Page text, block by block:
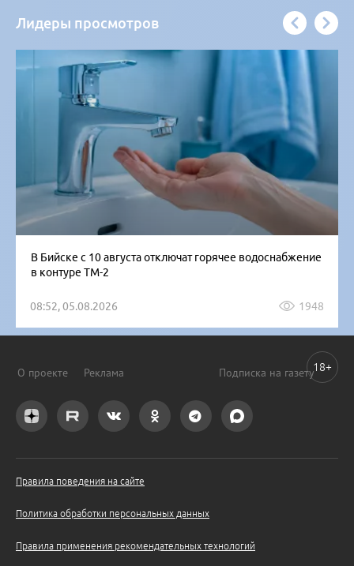
Лидеры просмотров
В Бийске с 10 августа отключат горячее водоснабжение
в контуре ТМ-2
08:52, 05.08.2026 1948
О проекте Реклама Подписка на газету
Правила поведения на сайте
Политика обработки персональных данных
Правила применения рекомендательных технологий
18+